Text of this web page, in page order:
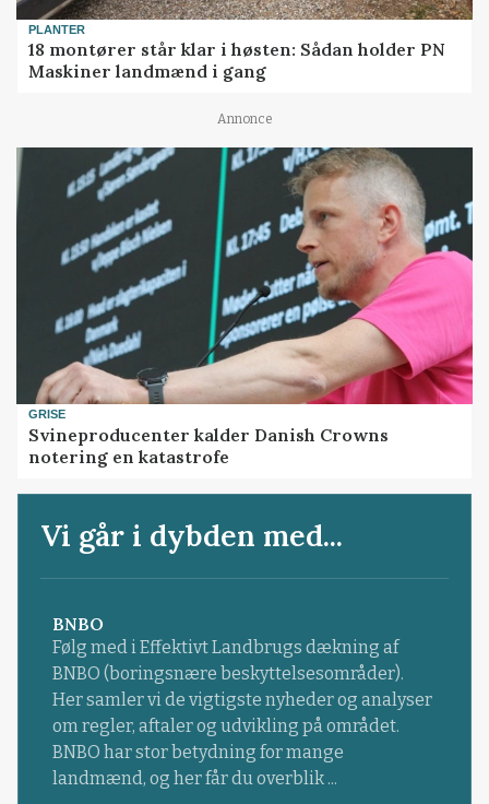
PLANTER
18 montører står klar i høsten: Sådan holder PN
Maskiner landmænd i gang
Annonce
GRISE
Svineproducenter kalder Danish Crowns
notering en katastrofe
Vi går i dybden med...
BNBO
Følg med i Effektivt Landbrugs dækning af
BNBO (boringsnære beskyttelsesområder).
Her samler vi de vigtigste nyheder og analyser
om regler, aftaler og udvikling på området.
BNBO har stor betydning for mange
landmænd, og her får du overblik ...